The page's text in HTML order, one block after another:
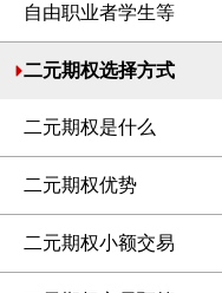
自由职业者学生等
二元期权选择方式
二元期权是什么
二元期权优势
二元期权小额交易